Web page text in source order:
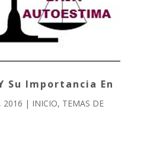
Su Importancia En
2016 | INICIO, TEMAS DE